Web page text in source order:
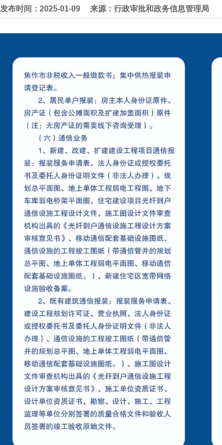
发布时间：2025-01-09 来源：行政审批和政务信息管理局